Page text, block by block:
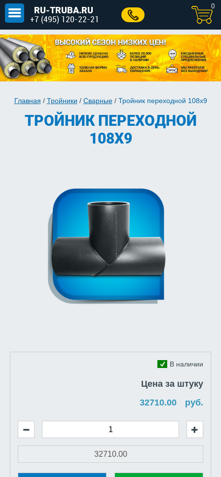
RU-TRUBA.RU
+7 (495) 120-22-21
0
Главная / Тройники / Сварные/ Тройник переходной 108х9
ТРОЙНИК ПЕРЕХОДНОЙ
108Х9
В наличии
Цена за штуку
руб.